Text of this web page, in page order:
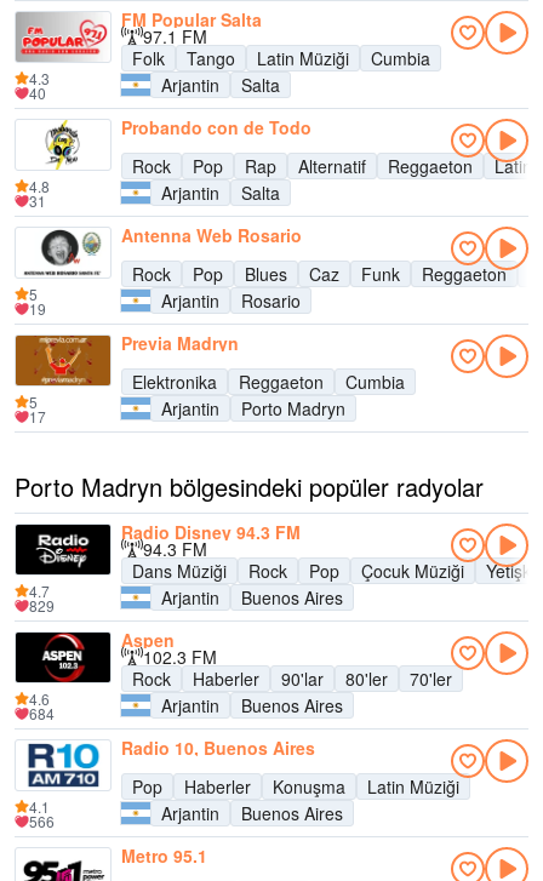
FM Popular Salta
97.1 FM
Folk
Tango Latin Müziği
Cumbia
Arjantin
Salta
4.3
40
Probando con de Todo
Rock
Pop Rap Alternatif Reggaeton
Latin
Arjantin
Salta
4.8
31
Antenna Web Rosario
Rock
Pop Blues Caz Funk Reggaeton
Arjantin
Rosario
5
19
Previa Madryn
Elektronika
Reggaeton
Cumbia
Arjantin
Porto Madryn
5
17
Porto Madryn bölgesindeki popüler radyolar
Radio Disney 94.3 FM
94.3 FM
Dans Müziği
Rock Pop Çocuk Müziği
Arjantin
Buenos Aires
4.7
829
Aspen
102.3 FM
Rock
Haberler 90'lar 80'ler
70'ler
Arjantin
Buenos Aires
4.6
684
Radio 10, Buenos Aires
Pop
Haberler Konuşma
Latin Müziği
Arjantin
Buenos Aires
4.1
566
Metro 95.1